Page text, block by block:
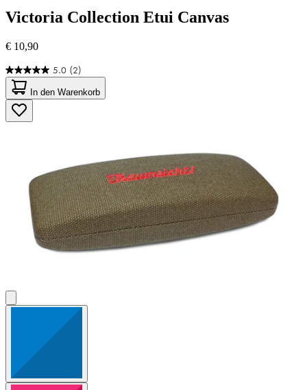
Victoria Collection Etui Canvas
€ 10,90
5.0 (2)
5.0
von
5
Sternen.
2
In den Warenkorb